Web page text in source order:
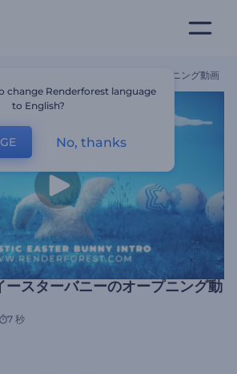
物そっくりのイースターバニーのオープニング動画
ースターバニーのオープニング動
7 秒
change Renderforest language
to English?
No, thanks